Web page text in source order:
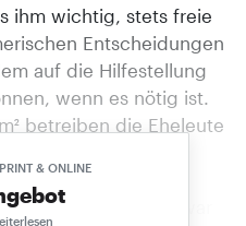
& ONLINE
ihm wichtig, stets freie
Entscheidungen
auf die Hilfestellung
wenn es nötig ist.
betreiben die Eheleute
Wareneinkauf: Zwar